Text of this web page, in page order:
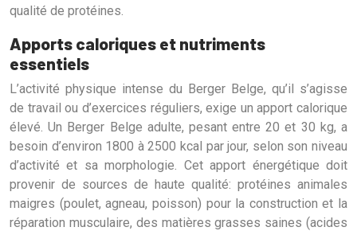
qualité de protéines.
Apports caloriques et nutriments
essentiels
L’activité physique intense du Berger Belge, qu’il s’agisse
de travail ou d’exercices réguliers, exige un apport calorique
élevé. Un Berger Belge adulte, pesant entre 20 et 30 kg, a
besoin d’environ 1800 à 2500 kcal par jour, selon son niveau
d’activité et sa morphologie. Cet apport énergétique doit
provenir de sources de haute qualité: protéines animales
maigres (poulet, agneau, poisson) pour la construction et la
réparation musculaire, des matières grasses saines (acides